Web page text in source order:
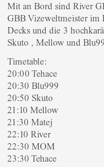
Mit an Bord sind River
GBB Vizeweltmeister im
Decks und die 3
Skuto , Mellow und
Timetable:
20:00 Tehace
20:30 Blu999
20:50 Skuto
21:10 Mellow
21:30 Matej
22:10 River
22:30 MOM
23:30 Tehace